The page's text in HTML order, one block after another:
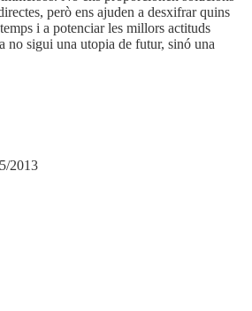
però ens ajuden a desxifrar quins
i a potenciar les millors actituds
no sigui una utopia de futur, sinó una
2013